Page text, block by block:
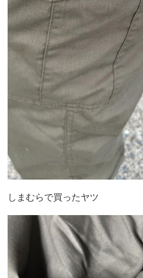
しまむらで買ったヤツ